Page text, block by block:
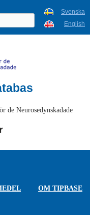
Svenska
English
de Neurosedynskadade
OM TIPBASE